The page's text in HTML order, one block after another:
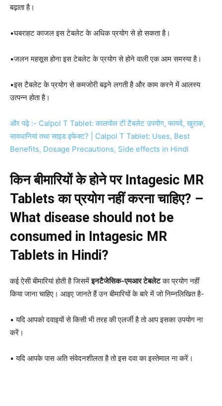
बढ़ाता है।
•घबराहट काजल इस टेबलेट के अधिक प्रयोग से हो सकता है।
•जलन महसूस होना इस टेबलेट के प्रयोग से होने वाली एक आम समस्या है।
•इस टैबलेट के प्रयोग से कमजोरी बढ़ने लगती है और काम करने में आलस्य
उत्पन्न होता है।
और पढ़े :- Calpol T Tablet: कालपोल टी टैबलेट उपयोग, फायदे, खुराक,
सावधानियां तथा साइड इफेक्ट? | Calpol T Tablet: Uses, Best
Benefits, Dosage Precautions, Side effects in Hindi
किन बीमारियों के होने पर Intagesic MR
Tablets का प्रयोग नहीं करना चाहिए? –
What disease should not be
consumed in Intagesic MR
Tablets in Hindi?
कई ऐसी बीमारियां होती है जिसमेंइनटैजेसिक-एमआर टेबलेटका प्रयोग नहीं
किया जाना चाहिए। आइए जानते हैं उन बीमारियों के बारे में जो निम्नलिखित है-
• यदि आपको दवाइयों से किसी भी तरह की एलर्जी है तो आप इसका उपयोग ना
करें।
• यदि आपके पास अति संवेदनशीलता है तो इस दवा का इस्तेमाल ना करें।